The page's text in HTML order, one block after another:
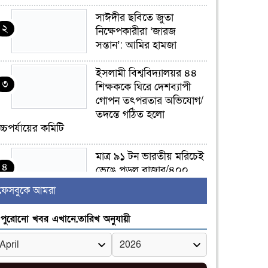
২
সাঈদীর ছবিতে জুতা
নিক্ষেপকারীরা ‘জারজ
সন্তান’: আমির হামজা
৩
ইসলামী বিশ্ববিদ্যালয়র ৪৪
শিক্ষককে ঘিরে দেশব্যাপী
গোপন তৎপরতার অভিযোগ/
তদন্তে গঠিত হলো
কমিটি
৪
মাত্র ৯১ টন ভারতীয় মরিচেই
ভেঙে পড়ল বাজার/৪০০
৫
জুলাই আন্দোলন ছিল
সম্মিলিত, লক্ষ্য হওয়া উচিত
ঐক্য ও রাষ্ট্রগঠন
আমরা
পুরোনো খবর এখানে,তারিখ অনুযায়ী